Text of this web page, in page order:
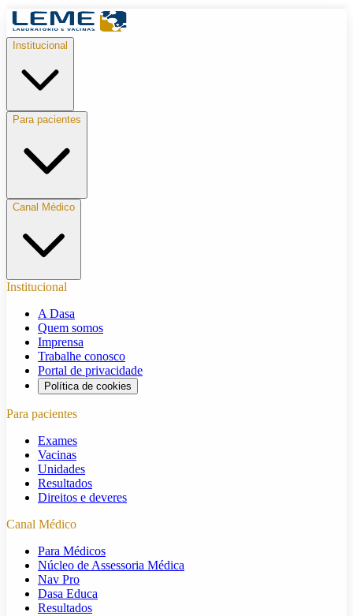
Institucional
Para pacientes
Canal Médico
Institucional
A Dasa
Quem somos
Imprensa
Trabalhe conosco
Portal de privacidade
Política de cookies
Para pacientes
Exames
Vacinas
Unidades
Resultados
Direitos e deveres
Canal Médico
Para Médicos
Núcleo de Assessoria Médica
Nav Pro
Dasa Educa
Resultados